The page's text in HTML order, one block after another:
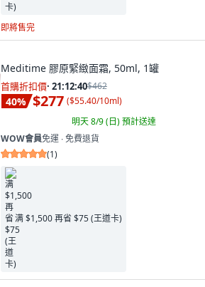
即將售完
Meditime 膠原緊緻面霜, 50ml, 1罐
首購折扣價· 21:12:39$462
40% $277 ($55.40/10ml)
明天 8/9 (日)預計送達
WOW會員免運 ∙ 免費退貨
(1)
满 $1,500 再省 $75 (王道卡)